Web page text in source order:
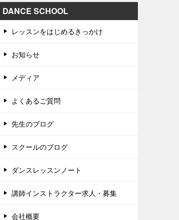
DANCE SCHOOL
レッスンをはじめるきっかけ
お知らせ
メディア
よくあるご質問
先生のブログ
スクールのブログ
ダンスレッスンノート
講師インストラクター求人・募集
会社概要